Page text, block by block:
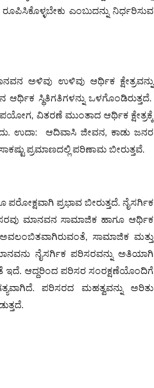
ರೂಪಿಸಿಕೊಳ್ಳಬೇಕು ಎಂಬುದನ್ನು ನಿರ್ಧರಿಸುವ
ಅಳಿವು ಉಳಿವು ಆರ್ಥಿಕ ಕ್ಷೇತ್ರವನ್ನು
ಸ್ಥಿತಿಗತಿಗಳನ್ನು ಒಳಗೊಂಡಿರುತ್ತದೆ.
ವಿತರಣೆ ಮುಂತಾದ ಆರ್ಥಿಕ ಕ್ಷೇತ್ರಕ್ಕೆ
ಉದಾ: ಆದಿವಾಸಿ ಜೀವನ, ಕಾಡು ಜನರ
ಪ್ರಮಾಣದಲ್ಲಿ ಪರಿಣಾಮ ಬೀರುತ್ತವೆ.
ಪ್ರಭಾವ ಬೀರುತ್ತದೆ. ನೈಸರ್ಗಿಕ
ಮಾನವನ ಸಾಮಾಜಿಕ ಹಾಗೂ ಆರ್ಥಿಕ
ಸಾಮಾಜಿಕ ಮತ್ತು
ನೈಸರ್ಗಿಕ ಪರಿಸರವನ್ನು ಅತಿಯಾಗಿ
ಆದ್ದರಿಂದ ಪರಿಸರ ಸಂರಕ್ಷಣೆಯೊಂದಿಗೆ
ಪರಿಸರದ ಮಹತ್ವವನ್ನು ಅರಿತು